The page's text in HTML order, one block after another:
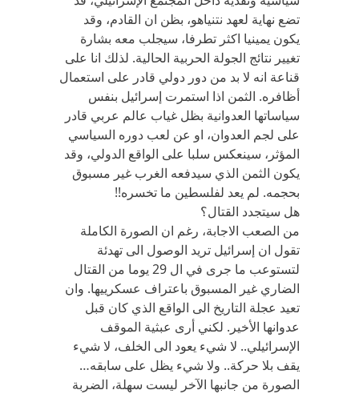
تضع نهاية لعهد نتنياهو، بظن ان القادم، وقد
يكون يمينيا اكثر تطرفا، سيجلب معه بشارة
تغيير نتائج الجولة الحربية الحالية. لذلك انا على
قناعة انه لا بد من دور دولي قادر على استعمال
أظافره. الثمن اذا استمرت إسرائيل بنفس
سياساتها العدوانية بظل غياب عالم عربي قادر
على لجم العدوان، او عن لعب دوره السياسي
المؤثر، سينعكس سلبا على الواقع الدولي، وقد
يكون الثمن الذي سيدفعه الغرب غير مسبوق
بحجمه. لم يعد لفلسطين ما تخسره!!
هل سيتجدد القتال؟
من الصعب الاجابة، رغم ان الصورة الكاملة
تقول ان إسرائيل تريد الوصول الى تهدئة
لتستوعب ما جرى في ال 29 يوما من القتال
الضاري غير المسبوق باعتراف عسكرييها. وان
تعيد عجلة التاريخ الى الواقع الذي كان قبل
عدوانها الأخير. لكني أرى عبثية الموقف
الإسرائيلي.. لا شيء يعود الى الخلف، لا شيء
يقف بلا حركة.. ولا شيء يظل على سابقه…
الصورة من جانبها الآخر ليست سهلة، الضربة